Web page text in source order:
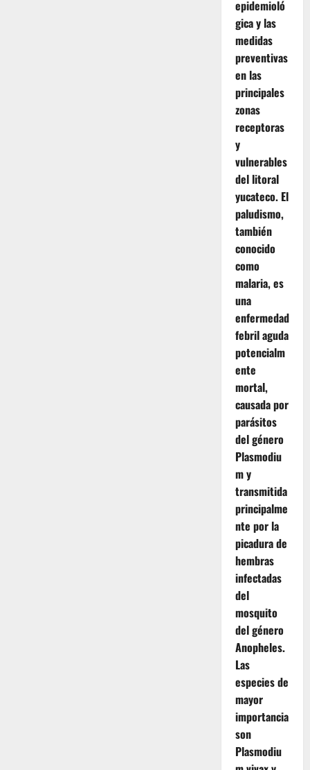
epidemioló
gica y las
medidas
preventivas
en las
principales
zonas
receptoras
y
vulnerables
del litoral
yucateco. El
paludismo,
también
conocido
como
malaria, es
una
enfermedad
febril aguda
potencialm
ente
mortal,
causada por
parásitos
del género
Plasmodiu
m y
transmitida
principalme
nte por la
picadura de
hembras
infectadas
del
mosquito
del género
Anopheles.
Las
especies de
mayor
importancia
son
Plasmodiu